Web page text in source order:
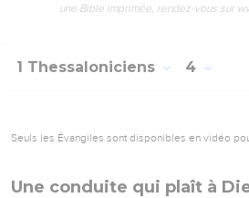
une Bible imprimée, rendez-vous sur
1 Thessaloniciens 4
Seuls les Évangiles sont disponibles en vidéo
Une conduite qui plaît à